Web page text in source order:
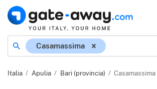
Ubicación
Casamassima
Italia Apulia Bari (provincia) Casamassima